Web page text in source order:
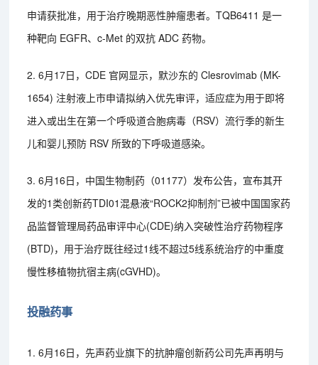
申请获批准，用于治疗晚期恶性肿瘤患者。TQB6411 是一
种靶向 EGFR、c-Met 的双抗 ADC 药物。
2. 6月17日，CDE 官网显示，默沙东的 Clesrovimab (MK-
1654) 注射液上市申请拟纳入优先审评，适应症为用于即将
进入或出生在第一个呼吸道合胞病毒（RSV）流行季的新生
儿和婴儿预防 RSV 所致的下呼吸道感染。
3. 6月16日，中国生物制药（01177）发布公告，宣布其开
发的1类创新药TDI01混悬液“ROCK2抑制剂”已被中国国家药
品监督管理局药品审评中心(CDE)纳入突破性治疗药物程序
(BTD)，用于治疗既往经过1线不超过5线系统治疗的中重度
慢性移植物抗宿主病(cGVHD)。
投融药事
1. 6月16日，先声药业旗下的抗肿瘤创新药公司先声再明与